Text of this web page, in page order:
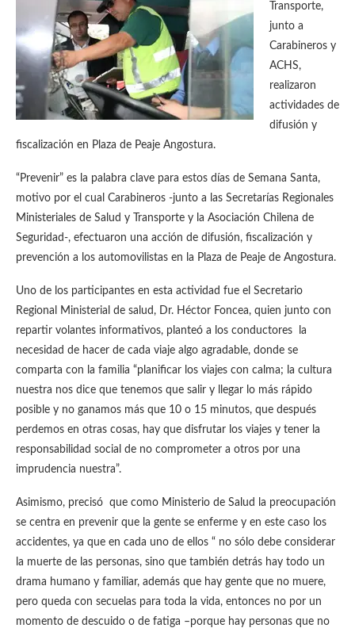
Transporte,
junto a
Carabineros y
ACHS,
realizaron
actividades de
difusión y
fiscalización en Plaza de Peaje Angostura.
“Prevenir” es la palabra clave para estos días de Semana Santa,
motivo por el cual Carabineros -junto a las Secretarías Regionales
Ministeriales de Salud y Transporte y la Asociación Chilena de
Seguridad-, efectuaron una acción de difusión, fiscalización y
prevención a los automovilistas en la Plaza de Peaje de Angostura.
Uno de los participantes en esta actividad fue el Secretario
Regional Ministerial de salud, Dr. Héctor Foncea, quien junto con
repartir volantes informativos, planteó a los conductores la
necesidad de hacer de cada viaje algo agradable, donde se
comparta con la familia “planificar los viajes con calma; la cultura
nuestra nos dice que tenemos que salir y llegar lo más rápido
posible y no ganamos más que 10 o 15 minutos, que después
perdemos en otras cosas, hay que disfrutar los viajes y tener la
responsabilidad social de no comprometer a otros por una
imprudencia nuestra”.
Asimismo, precisó que como Ministerio de Salud la preocupación
se centra en prevenir que la gente se enferme y en este caso los
accidentes, ya que en cada uno de ellos “ no sólo debe considerar
la muerte de las personas, sino que también detrás hay todo un
drama humano y familiar, además que hay gente que no muere,
pero queda con secuelas para toda la vida, entonces no por un
momento de descuido o de fatiga –porque hay personas que no